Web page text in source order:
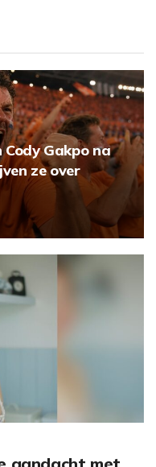
Gakpo na
ze over